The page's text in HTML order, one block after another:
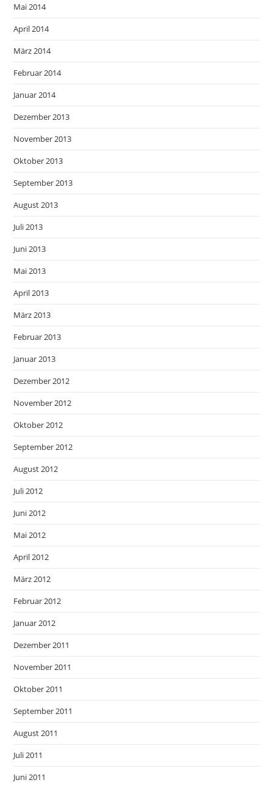
Mai 2014
April 2014
März 2014
Februar 2014
Januar 2014
Dezember 2013
November 2013
Oktober 2013
September 2013
August 2013
Juli 2013
Juni 2013
Mai 2013
April 2013
März 2013
Februar 2013
Januar 2013
Dezember 2012
November 2012
Oktober 2012
September 2012
August 2012
Juli 2012
Juni 2012
Mai 2012
April 2012
März 2012
Februar 2012
Januar 2012
Dezember 2011
November 2011
Oktober 2011
September 2011
August 2011
Juli 2011
Juni 2011